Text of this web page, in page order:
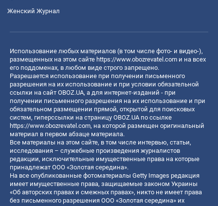
Женский Журнал
Использование любых материалов (в том числе фото- и видео-),
размещенных на этом сайте https://www.obozrevatel.com и на всех
его поддоменах, в любом виде строго запрещено.
Разрешается использование при получении письменного
разрешения на их использование и при условии обязательной
ссылки на сайт OBOZ.UA, а для интернет-изданий - при
получении письменного разрешения на их использование и при
обязательном размещении прямой, открытой для поисковых
систем, гиперссылки на страницу OBOZ.UA по ссылке
https://www.obozrevatel.com, на которой размещен оригинальный
материал в первом абзаце материала.
Все материалы на этом сайте, в том числе интервью, статьи,
исследования – служебные произведения журналистов
редакции, исключительные имущественные права на которые
принадлежат ООО «Золотая середина».
На все опубликованные фотоматериалы Getty Images редакция
имеет имущественные права, защищаемые законом Украины
«Об авторских правах и смежных правах», никто не имеет права
без письменного разрешения ООО «Золотая середина» их